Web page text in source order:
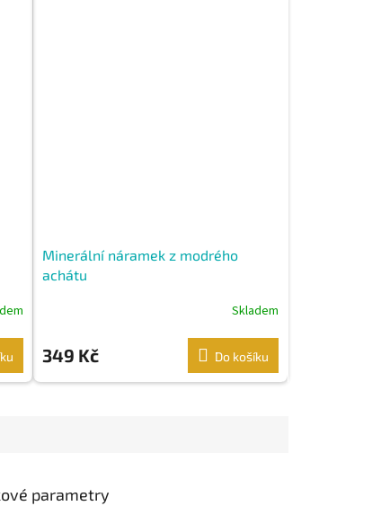
Minerální náramek z modrého
achátu
Skladem
349 Kč Do košíku
parametry